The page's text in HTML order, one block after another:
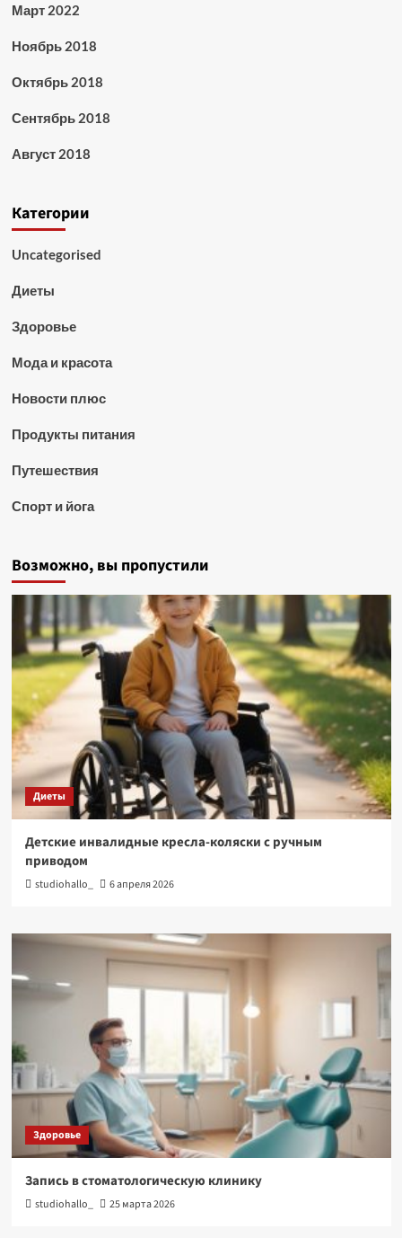
Март 2022
Ноябрь 2018
Октябрь 2018
Сентябрь 2018
Август 2018
Категории
Uncategorised
Диеты
Здоровье
Мода и красота
Новости плюс
Продукты питания
Путешествия
Спорт и йога
Возможно, вы пропустили
Диеты
Детские инвалидные кресла-коляски с ручным
приводом
studiohallo_ 6 апреля 2026
Здоровье
Запись в стоматологическую клинику
studiohallo_ 25 марта 2026